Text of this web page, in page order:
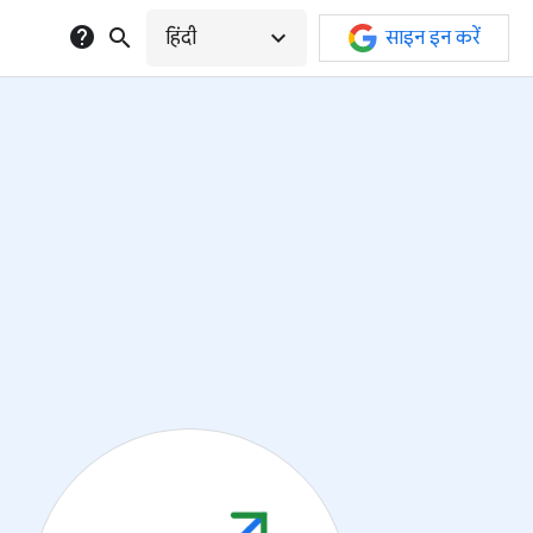
help search हिंदी expand_more साइन इन करें